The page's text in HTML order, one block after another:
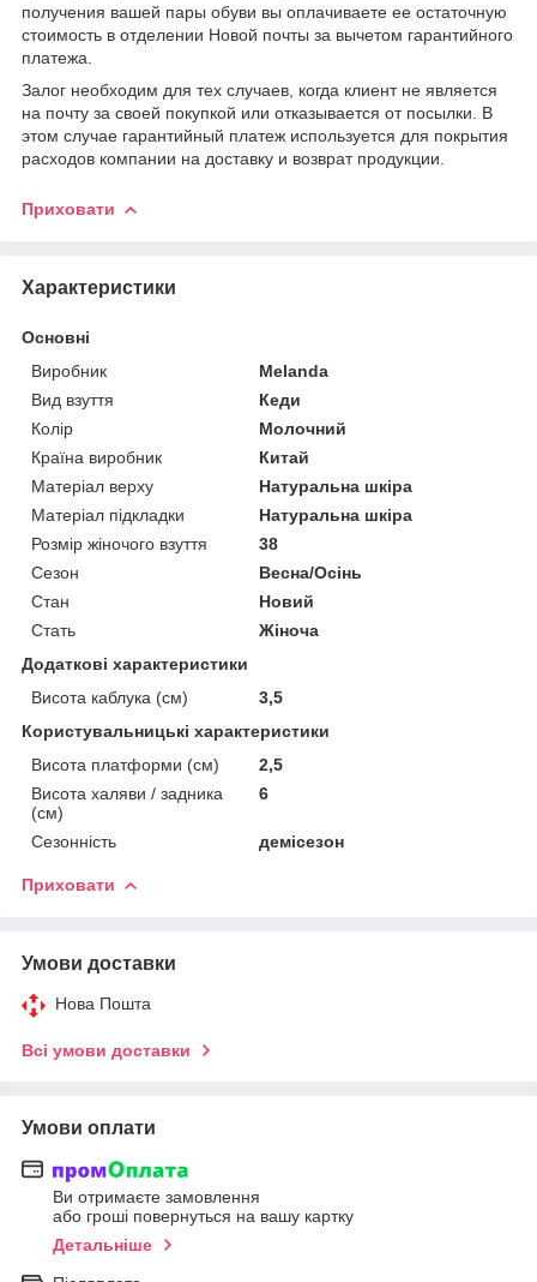
получения вашей пары обуви вы оплачиваете ее остаточную
стоимость в отделении Новой почты за вычетом гарантийного
платежа.
Залог необходим для тех случаев, когда клиент не является
на почту за своей покупкой или отказывается от посылки. В
этом случае гарантийный платеж используется для покрытия
расходов компании на доставку и возврат продукции.
Приховати
Характеристики
Основні
Виробник
Melanda
Вид взуття
Кеди
Колір
Молочний
Країна виробник
Китай
Матеріал верху
Натуральна шкіра
Матеріал підкладки
Натуральна шкіра
Розмір жіночого взуття
38
Сезон
Весна/Осінь
Стан
Новий
Стать
Жіноча
Додаткові характеристики
Висота каблука (см)
3,5
Користувальницькі характеристики
Висота платформи (см)
2,5
Висота халяви / задника
(см)
6
Сезонність демісезон
Приховати
Умови доставки
Нова Пошта
Всі умови доставки
Умови оплати
Ви отримаєте замовлення
або гроші повернуться на вашу картку
Детальніше